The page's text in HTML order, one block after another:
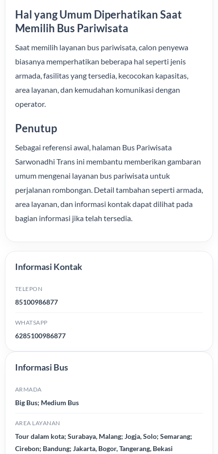
Hal yang Umum Diperhatikan Saat
Memilih Bus Pariwisata
Saat memilih layanan bus pariwisata, calon penyewa
biasanya memperhatikan beberapa hal seperti jenis
armada, fasilitas yang tersedia, kecocokan kapasitas,
area layanan, dan kemudahan komunikasi dengan
operator.
Penutup
Sebagai referensi awal, halaman Bus Pariwisata
Sarwonadhi Trans ini membantu memberikan gambaran
umum mengenai layanan bus pariwisata untuk
perjalanan rombongan. Detail tambahan seperti armada,
area layanan, dan informasi kontak dapat dilihat pada
bagian informasi jika telah tersedia.
Informasi Kontak
TELEPON
85100986877
WHATSAPP
6285100986877
Informasi Bus
ARMADA
Big Bus; Medium Bus
AREA LAYANAN
Tour dalam kota; Surabaya, Malang; Jogja, Solo; Semarang;
Cirebon; Bandung; Jakarta, Bogor, Tangerang, Bekasi